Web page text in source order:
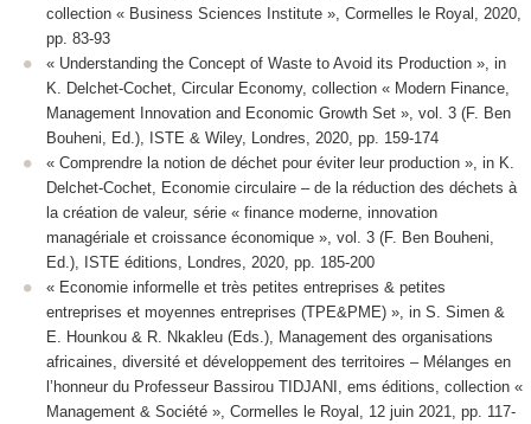
collection « Business Sciences Institute », Cormelles le Royal, 2020,
pp. 83-93
« Understanding the Concept of Waste to Avoid its Production », in
K. Delchet-Cochet, Circular Economy, collection « Modern Finance,
Management Innovation and Economic Growth Set », vol. 3 (F. Ben
Bouheni, Ed.), ISTE & Wiley, Londres, 2020, pp. 159-174
« Comprendre la notion de déchet pour éviter leur production », in K.
Delchet-Cochet, Economie circulaire – de la réduction des déchets à
la création de valeur, série « finance moderne, innovation
managériale et croissance économique », vol. 3 (F. Ben Bouheni,
Ed.), ISTE éditions, Londres, 2020, pp. 185-200
« Economie informelle et très petites entreprises & petites
entreprises et moyennes entreprises (TPE&PME) », in S. Simen &
E. Hounkou & R. Nkakleu (Eds.), Management des organisations
africaines, diversité et développement des territoires – Mélanges en
l’honneur du Professeur Bassirou TIDJANI, ems éditions, collection «
Management & Société », Cormelles le Royal, 12 juin 2021, pp. 117-